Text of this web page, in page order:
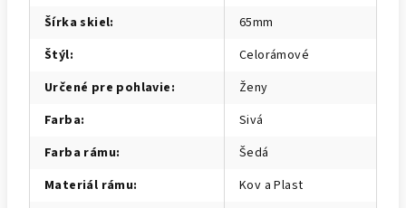
Šírka skiel:
65mm
Štýl:
Celorámové
Určené pre pohlavie:
Ženy
Farba:
Sivá
Farba rámu:
Šedá
Materiál rámu:
Kov a Plast